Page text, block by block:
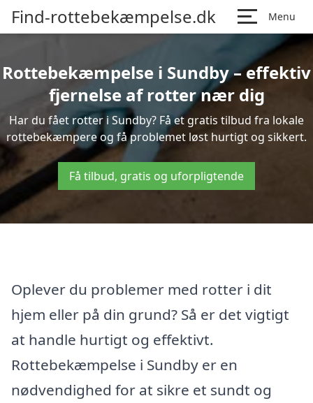
Find-rottebekæmpelse.dk Menu
Rottebekæmpelse i Sundby – effektiv
fjernelse af rotter nær dig
Har du fået rotter i Sundby? Få et gratis tilbud fra lokale
rottebekæmpere og få problemet løst hurtigt og sikkert.
Få tilbud, gratis og uforpligtende
Oplever du problemer med rotter i dit
hjem eller på din grund? Så er det vigtigt
at handle hurtigt og effektivt.
Rottebekæmpelse i Sundby er en
nødvendighed for at sikre et sundt og